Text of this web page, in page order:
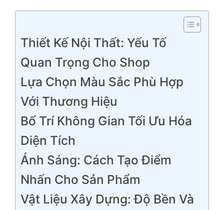
Thiết Kế Nội Thất: Yếu Tố
Quan Trọng Cho Shop
Lựa Chọn Màu Sắc Phù Hợp
Với Thương Hiệu
Bố Trí Không Gian Tối Ưu Hóa
Diện Tích
Ánh Sáng: Cách Tạo Điểm
Nhấn Cho Sản Phẩm
Vật Liệu Xây Dựng: Độ Bền Và